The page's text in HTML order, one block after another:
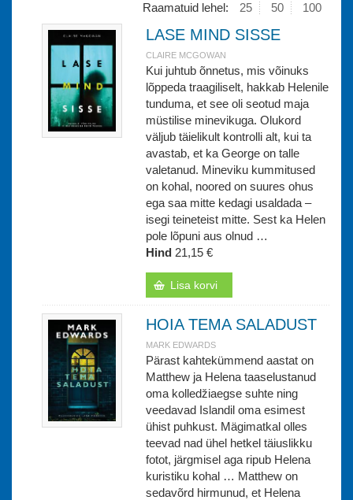
Raamatuid lehel: 25 50 100
LASE MIND SISSE
CLAIRE MCGOWAN
Kui juhtub õnnetus, mis võinuks
lõppeda traagiliselt, hakkab Helenile
tunduma, et see oli seotud maja
müstilise minevikuga. Olukord
väljub täielikult kontrolli alt, kui ta
avastab, et ka George on talle
valetanud. Mineviku kummitused
on kohal, noored on suures ohus
ega saa mitte kedagi usaldada –
isegi teineteist mitte. Sest ka Helen
pole lõpuni aus olnud …
Hind 21,15 €
Lisa korvi
HOIA TEMA SALADUST
MARK EDWARDS
Pärast kahtekümmend aastat on
Matthew ja Helena taaselustanud
oma kolledžiaegse suhte ning
veedavad Islandil oma esimest
ühist puhkust. Mägimatkal olles
teevad nad ühel hetkel täiuslikku
fotot, järgmisel aga ripub Helena
kuristiku kohal … Matthew on
sedavõrd hirmunud, et Helena